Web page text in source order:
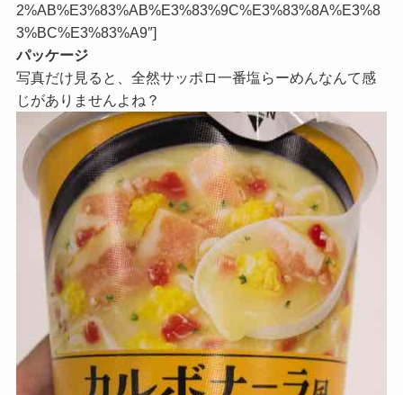
2%AB%E3%83%AB%E3%83%9C%E3%83%8A%E3%8
3%BC%E3%83%A9″]
パッケージ
写真だけ見ると、全然サッポロ一番塩らーめんなんて感
じがありませんよね？